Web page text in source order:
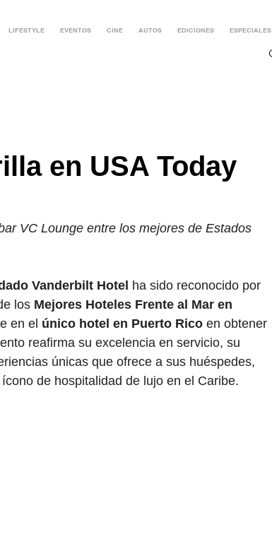
LIFESTYLE EVENTOS CINE AUTOS EDICIONES ESPECIALES
en USA Today
VC Lounge entre los mejores de Estados
Vanderbilt Hotel ha sido reconocido por
los Mejores Hoteles Frente al Mar en
en el único hotel en Puerto Rico en obtener
reafirma su excelencia en servicio, su
únicas que ofrece a sus huéspedes,
de hospitalidad de lujo en el Caribe.